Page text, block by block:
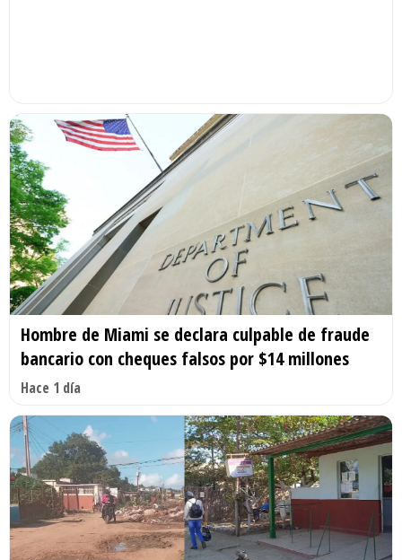
Hombre de Miami se declara culpable de fraude
bancario con cheques falsos por $14 millones
Hace 1 día